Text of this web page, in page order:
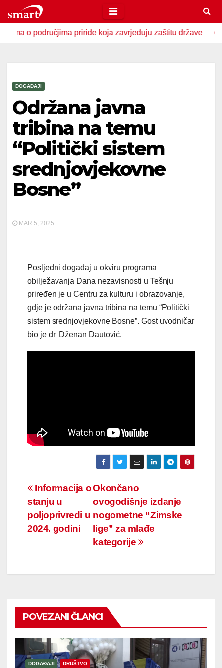
to
content
područjima priride koja zavrjeđuju zaštitu države U
DOGAĐAJI
Održana javna
tribina na temu
“Politički sistem
srednjovjekovne
Bosne”
MAR 5, 2025
Posljedni događaj u okviru programa
obilježavanja Dana nezavisnosti u Tešnju
priređen je u Centru za kulturu i obrazovanje,
gdje je održana javna tribina na temu “Politički
sistem srednjovjekovne Bosne”. Gost uvodničar
bio je dr. Dženan Dautović.
Navigacija
članaka
Okončano
ovogodišnje izdanje
nogometne “Zimske
lige” za mlađe
kategorije
Informacija o
stanju u
poljoprivredi u
2024. godini
POVEZANI ČLANCI
DOGAĐAJI DRUŠTVO